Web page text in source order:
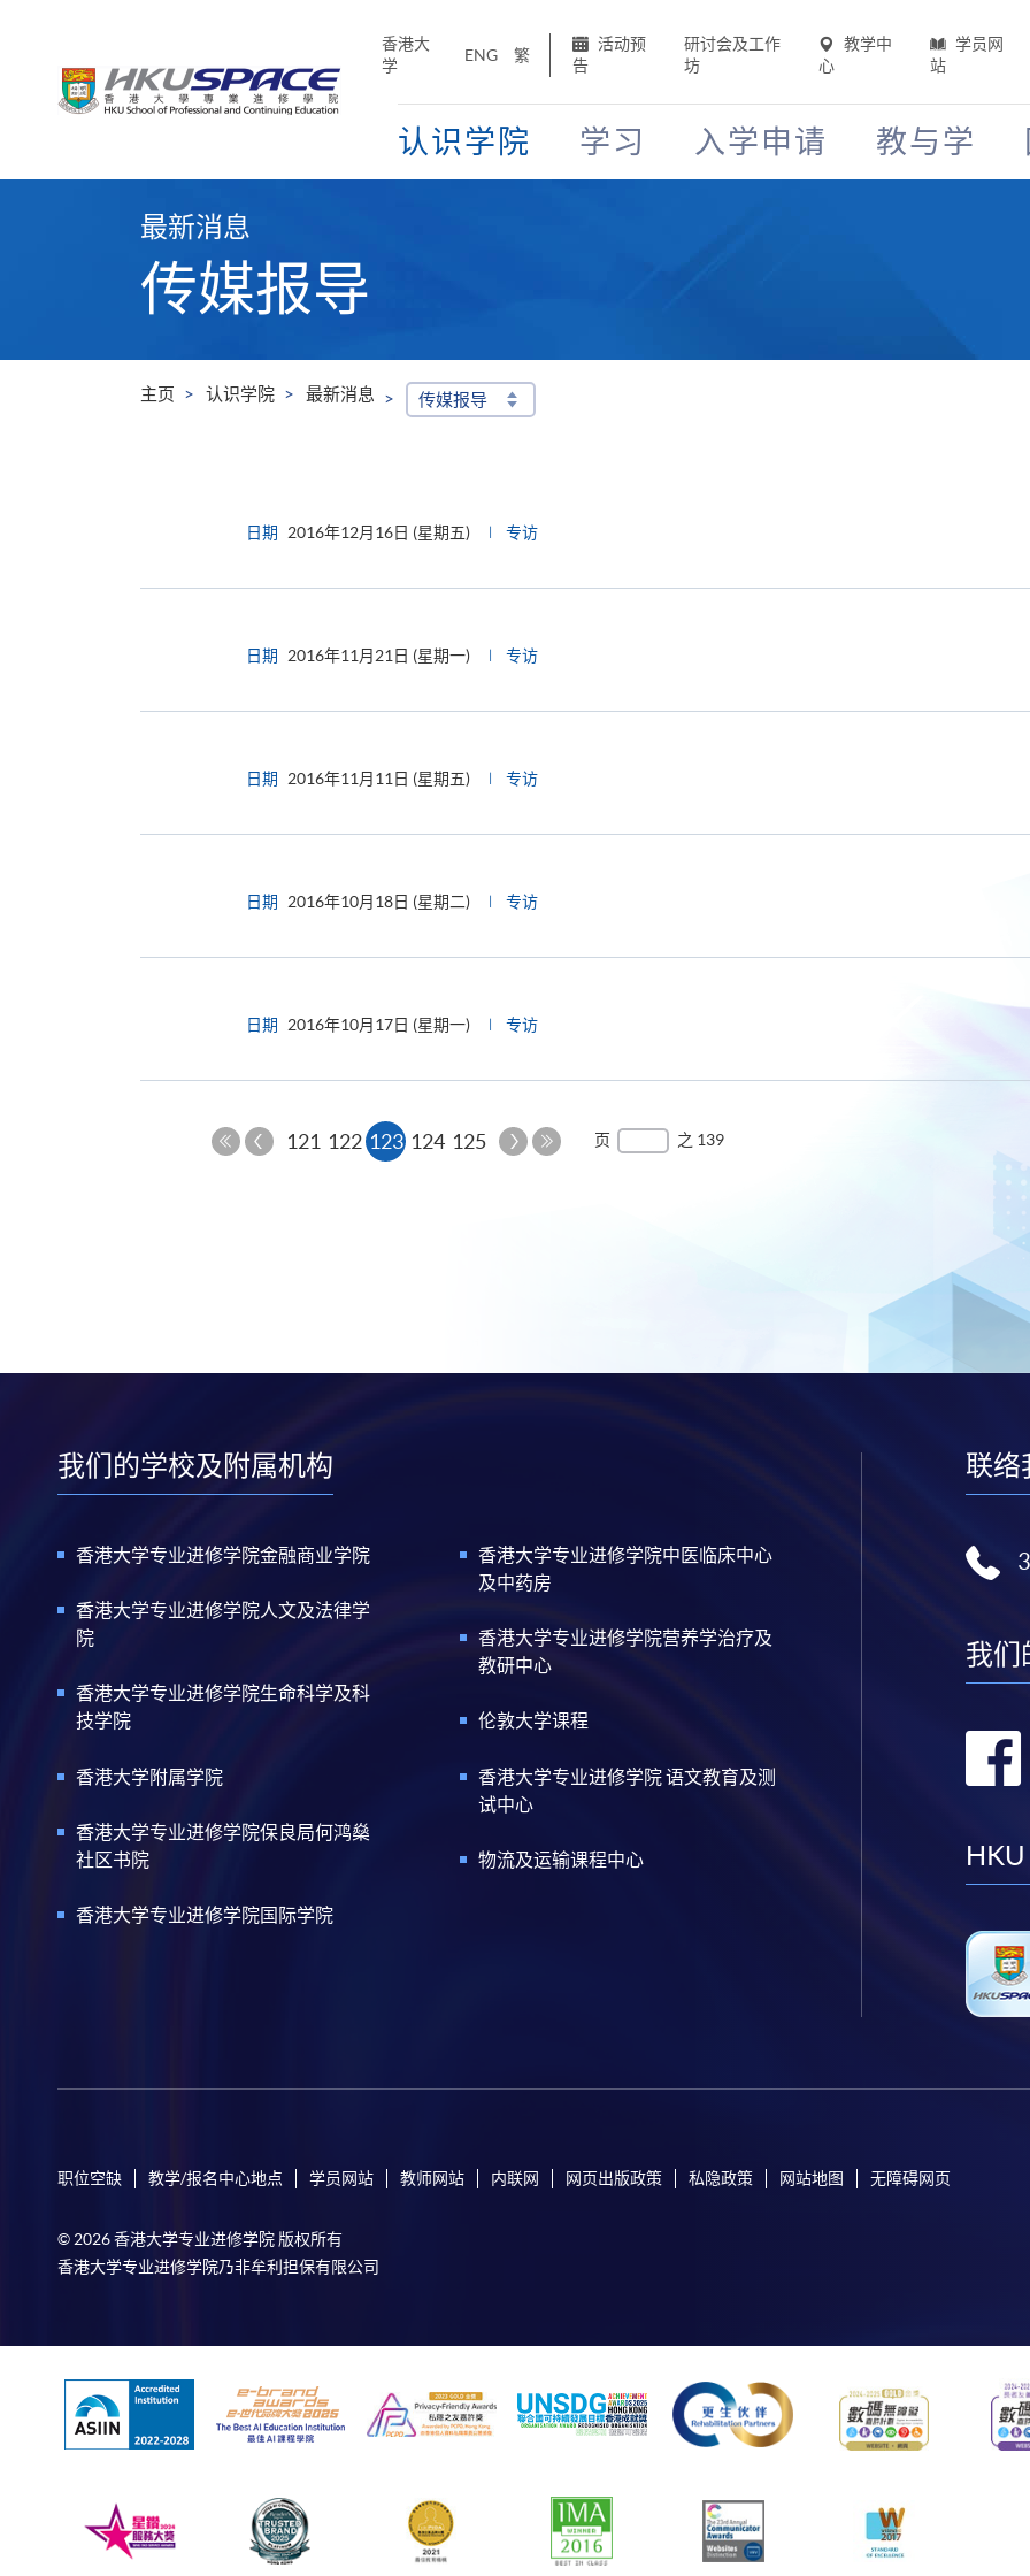
香港大
学
ENG 繁
活动预
告
研讨会及工作
坊
教学中
心
学员网
站
认识学院 学习 入学申请 教与学
最新消息
传媒报导
主页 认识学院 最新消息 传媒报导
日期 2016年12月16日 (星期五) 专访
日期 2016年11月21日 (星期一) 专访
日期 2016年11月11日 (星期五) 专访
日期 2016年10月18日 (星期二) 专访
日期 2016年10月17日 (星期一) 专访
上 121 122 123本124 125
下
页 之 139
我们的学校及附属机构
香港大学专业进修学院金融商业学院
香港大学专业进修学院人文及法律学
院
香港大学专业进修学院生命科学及科
技学院
香港大学附属学院
香港大学专业进修学院保良局何鸿燊
社区书院
香港大学专业进修学院国际学院
香港大学专业进修学院中医临床中心
及中药房
香港大学专业进修学院营养学治疗及
教研中心
伦敦大学课程
香港大学专业进修学院 语文教育及测
试中心
物流及运输课程中心
联络
我们
HKU
职位空缺 教学/报名中心地点 学员网站 教师网站 内联网 网页出版政策 私隐政策 网站地图 无障碍网页
© 2026 香港大学专业进修学院 版权所有
香港大学专业进修学院乃非牟利担保有限公司